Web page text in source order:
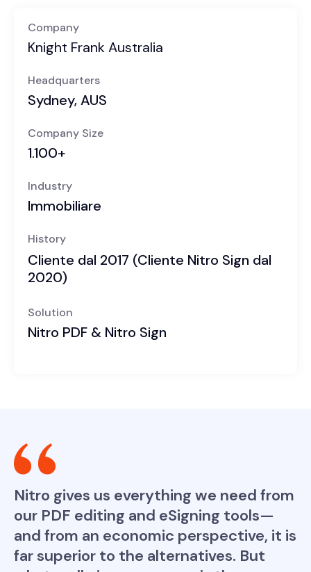
Company
Knight Frank Australia
Headquarters
Sydney, AUS
Company Size
1.100+
Industry
Immobiliare
History
Cliente dal 2017 (Cliente Nitro Sign dal
2020)
Solution
Nitro PDF & Nitro Sign
Nitro gives us everything we need from
our PDF editing and eSigning tools—
and from an economic perspective, it is
far superior to the alternatives. But